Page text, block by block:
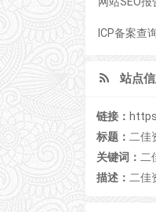
ICP备案查
站点
链接：
标题： 二佳
关键词： 二
描述： 二佳